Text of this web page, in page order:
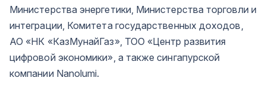
Министерства энергетики, Министерства торговли и
интеграции, Комитета государственных доходов,
АО «НК «КазМунайГаз», ТОО «Центр развития
цифровой экономики», а также сингапурской
компании Nanolumi.